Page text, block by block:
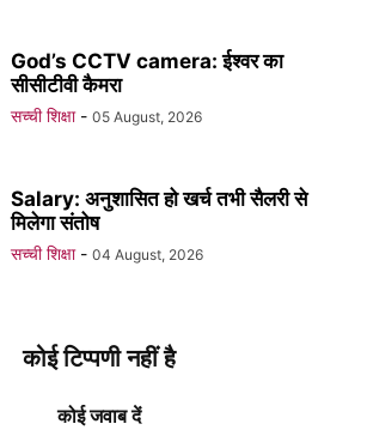
God’s CCTV camera: ईश्वर का
सीसीटीवी कैमरा
सच्ची शिक्षा - 05 August, 2026
Salary: अनुशासित हो खर्च तभी सैलरी से
मिलेगा संतोष
सच्ची शिक्षा - 04 August, 2026
कोई टिप्पणी नहीं है
कोई जवाब दें